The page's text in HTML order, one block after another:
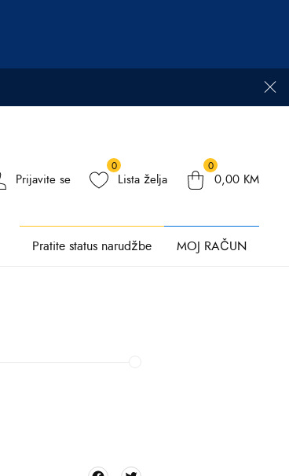
Prijavite se
0
Lista želja
0
0,00 KM
Pratite status narudžbe MOJ RAČUN